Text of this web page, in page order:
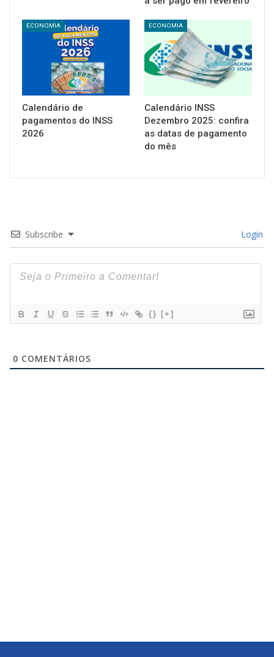
ECONOMIA
Calendário de
pagamentos do INSS
2026
ECONOMIA
Calendário INSS
Dezembro 2025: confira
as datas de pagamento
do mês
Subscribe Login
{} [+]
0 COMENTÁRIOS